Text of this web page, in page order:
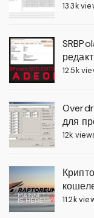
13.3k
12.5k
для
12k
11.2k